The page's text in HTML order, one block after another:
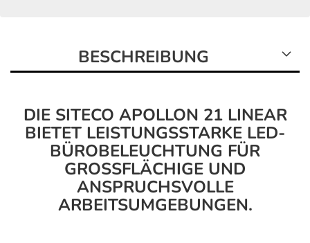
BESCHREIBUNG
DIE SITECO APOLLON 21 LINEAR
BIETET LEISTUNGSSTARKE LED-
BÜROBELEUCHTUNG FÜR
GROSSFLÄCHIGE UND A
NSPRUCHSVOLLE A
RBEITSUMGEBUNGEN.